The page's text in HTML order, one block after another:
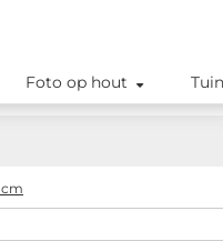
Foto op hout
cm